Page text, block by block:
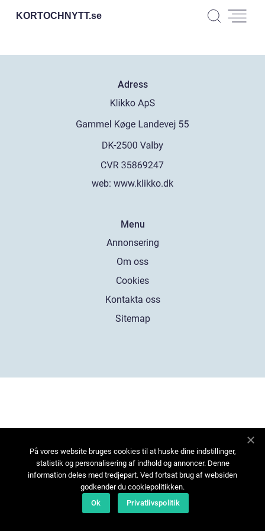
KORTOCHNYTT.se
Adress
web: www.klikko.dk
Menu
Annonsering
Om oss
Cookies
Kontakta oss
Sitemap
På vores website bruges cookies til at huske dine indstillinger,
statistik og personalisering af indhold og annoncer. Denne
information deles med tredjepart. Ved fortsat brug af websiden
godkender du cookiepolitikken.
Ok
Privatlivspolitik